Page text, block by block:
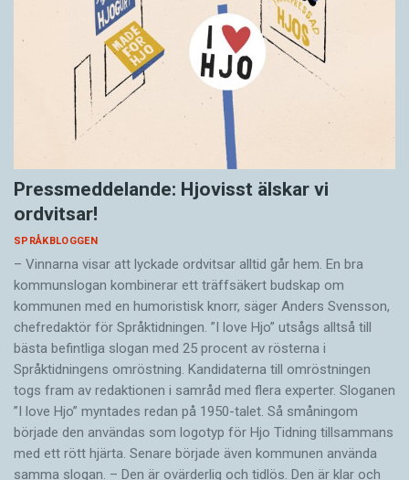
Pressmeddelande: Hjovisst älskar vi
ordvitsar!
SPRÅKBLOGGEN
– Vinnarna visar att lyckade ordvitsar alltid går hem. En bra
kommunslogan kombinerar ett träffsäkert budskap om
kommunen med en humoristisk knorr, säger Anders Svensson,
chefredaktör för Språktidningen. ”I love Hjo” utsågs alltså till
bästa befintliga slogan med 25 procent av rösterna i
Språktidningens omröstning. Kandidaterna till omröstningen
togs fram av redaktionen i samråd med flera experter. Sloganen
”I love Hjo” myntades redan på 1950-talet. Så småningom
började den användas som logotyp för Hjo Tidning tillsammans
med ett rött hjärta. Senare började även kommunen använda
samma slogan. – Den är ovärderlig och tidlös. Den är klar och